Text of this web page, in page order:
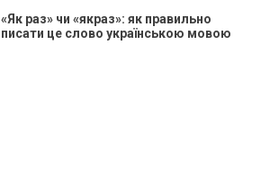
«Як раз» чи «якраз»: як правильно
писати це слово українською мовою